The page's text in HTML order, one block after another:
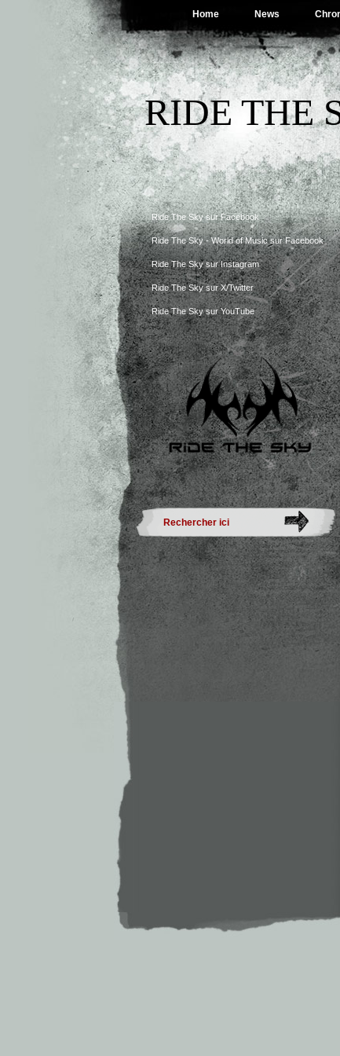
Home News
RIDE THE
Ride The Sky sur Facebook
Ride The Sky - World of Music sur Facebook
Ride The Sky sur Instagram
Ride The Sky sur X/Twitter
Ride The Sky sur YouTube